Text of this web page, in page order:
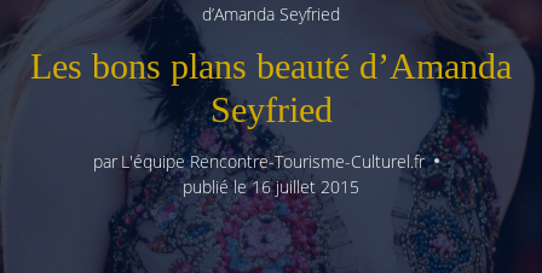
d’Amanda Seyfried
Les bons plans beauté d’Amanda
Seyfried
par L'équipe Rencontre-Tourisme-Culturel.fr
publié le16 juillet 2015